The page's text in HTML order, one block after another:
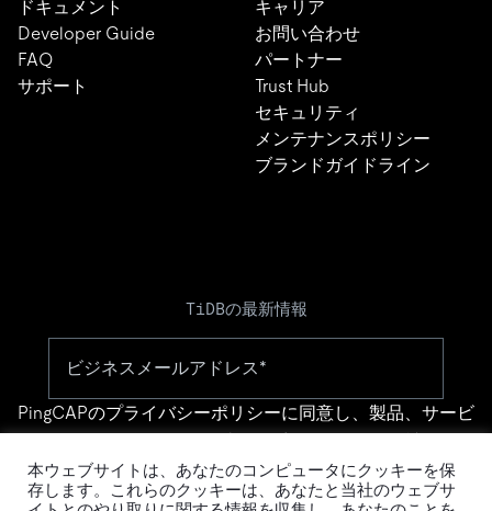
ドキュメント
Developer Guide
FAQ
サポート
キャリア
お問い合わせ
パートナー
Trust Hub
セキュリティ
メンテナンスポリシー
ブランドガイドライン
TiDBの最新情報
PingCAPのプライバシーポリシーに同意し、製品、サービ
す。
本ウェブサイトは、あなたのコンピュータにクッキーを保
存します。これらのクッキーは、あなたと当社のウェブサ